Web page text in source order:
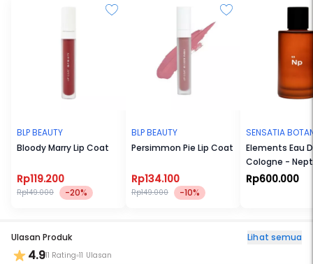
BLP BEAUTY
Bloody Marry Lip Coat
Rp119.200
Rp149.000 -20%
BLP BEAUTY
Persimmon Pie Lip Coat
Rp134.100
Rp149.000 -10%
SENSATIA
Elements Eau
Cologne -
(Np)
Rp600.000
Ulasan Produk Lihat semua
4.911 Rating 11 Ulasan